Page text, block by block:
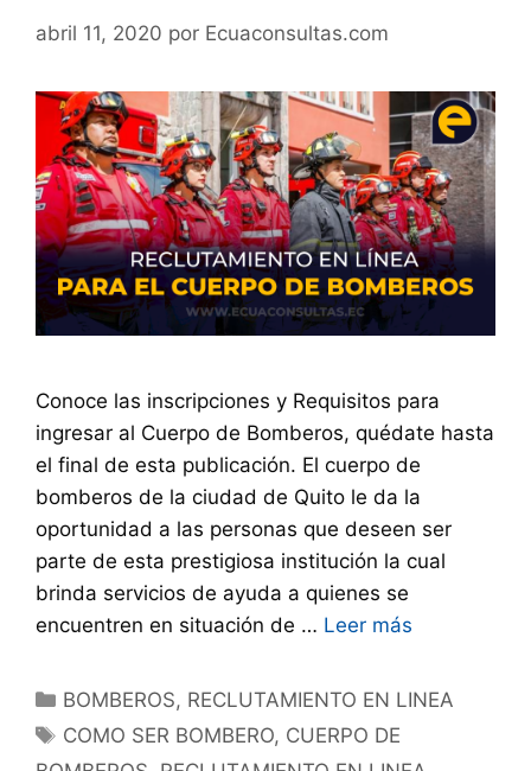
abril 11, 2020 por Ecuaconsultas.com
Conoce las inscripciones y Requisitos para
ingresar al Cuerpo de Bomberos, quédate hasta
el final de esta publicación. El cuerpo de
bomberos de la ciudad de Quito le da la
oportunidad a las personas que deseen ser
parte de esta prestigiosa institución la cual
brinda servicios de ayuda a quienes se
encuentren en situación de … Leer más
BOMBEROS, RECLUTAMIENTO EN LINEA
COMO SER BOMBERO, CUERPO DE